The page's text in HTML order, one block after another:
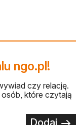
ngo.pl!
czy relację.
które czytają
Dodaj